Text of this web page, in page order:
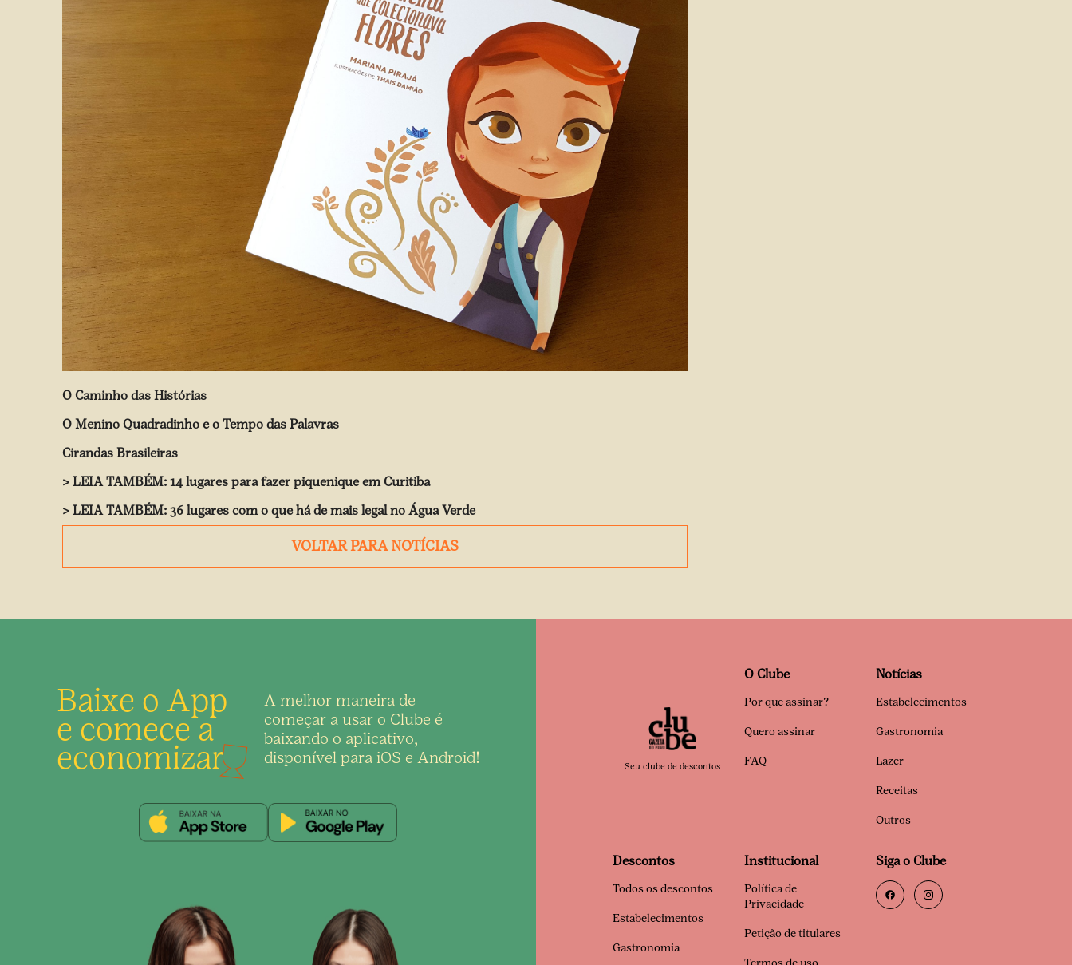
O Caminho das Histórias
O Menino Quadradinho e o Tempo das Palavras
Cirandas Brasileiras
> LEIA TAMBÉM: 14 lugares para fazer piquenique em Curitiba
> LEIA TAMBÉM: 36 lugares com o que há de mais legal no Água Verde
VOLTAR PARA NOTÍCIAS
Baixe o App
e comece a
economizar
A melhor maneira de
começar a usar o Clube é
baixando o aplicativo,
disponível para iOS e Android!
Seu clube de descontos
O Clube
Por que assinar?
Quero assinar
FAQ
Notícias
Estabelecimentos
Gastronomia
Lazer
Receitas
Outros
Descontos
Todos os descontos
Estabelecimentos
Gastronomia
Institucional
Política de
Privacidade
Petição de titulares
Siga o Clube